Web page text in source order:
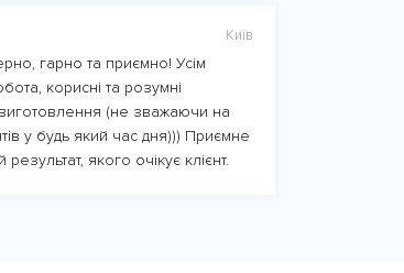
Київ
гарно та приємно! Усім
корисні та розумні
виготовлення (не зважаючи на
у будь який час дня))) Приємне
якого очікує клієнт.